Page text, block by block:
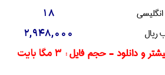
18
2,948,000
و دانلود - حجم فایل : 3 مگا بایت